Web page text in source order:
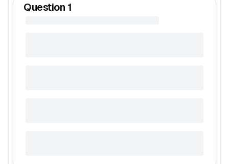
Question 1